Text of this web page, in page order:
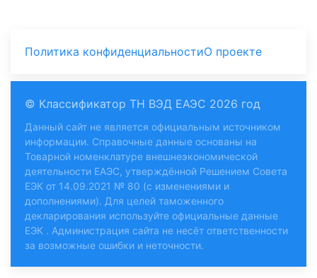
Политика конфиденциальностиО проекте
© Классификатор ТН ВЭД ЕАЭС 2026 год
Данный сайт не является официальным источником
информации. Справочные данные основаны на
Товарной номенклатуре внешнеэкономической
деятельности ЕАЭС, утверждённой Решением Совета
ЕЭК от 14.09.2021 № 80 (с изменениями и
дополнениями). Для целей таможенного
декларирования используйте официальные данные
ЕЭК . Администрация сайта не несёт ответственности
за возможные ошибки и неточности.